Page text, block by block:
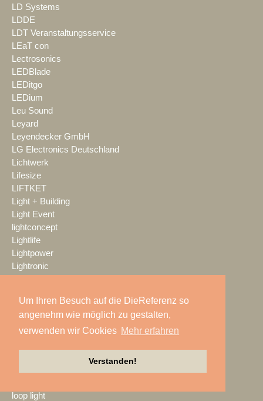
Um Ihren Besuch auf die DieReferenz so
angenehm wie möglich zu gestalten,
verwenden wir Cookies Mehr erfahren
Verstanden!
LD Systems
LDDE
LDT Veranstaltungsservice
LEaT con
Lectrosonics
LEDBlade
LEDitgo
LEDium
Leu Sound
Leyard
Leyendecker GmbH
LG Electronics Deutschland
Lichtwerk
Lifesize
LIFTKET
Light + Building
Light Event
lightconcept
Lightlife
Lightpower
Lightronic
Litepanels
livewelt
LK AG
loop light